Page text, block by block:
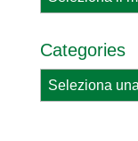
Categories
Categories